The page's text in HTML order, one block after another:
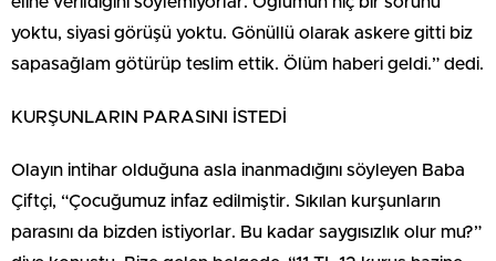
yoktu, siyasi görüşü yoktu. Gönüllü olarak askere gitti biz
sapasağlam götürüp teslim ettik. Ölüm haberi geldi.” dedi.
KURŞUNLARIN PARASINI İSTEDİ
Olayın intihar olduğuna asla inanmadığını söyleyen Baba
Çiftçi, “Çocuğumuz infaz edilmiştir. Sıkılan kurşunların
parasını da bizden istiyorlar. Bu kadar saygısızlık olur mu?”